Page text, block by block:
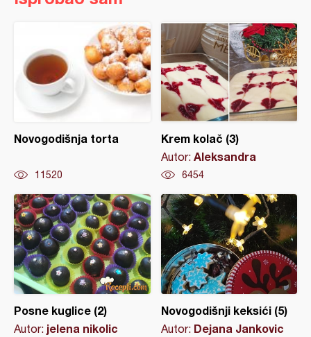
Novogodišnja torta
11520
Krem kolač (3)
Autor: Aleksandra
6454
Posne kuglice (2)
Autor: jelena nikolic
Novogodišnji keksići (5)
Autor: Dejana Jankovic